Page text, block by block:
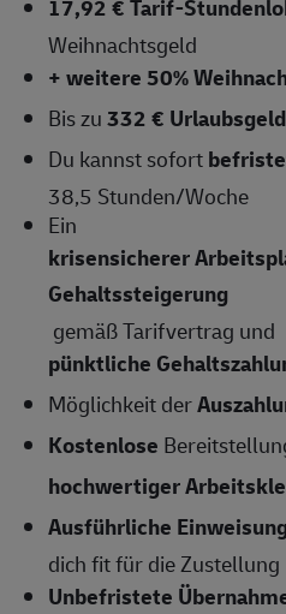
17,92 € Tarif-
Weihnachtsgeld
+ weitere 50%
Bis zu332 € Urlaubsgeld
Du kannst sofort
38,5 Stunden/Woche
Ein
krisensicherer
Gehaltssteigerung
gemäß Tarifvertrag und
pünktliche
Möglichkeit der
Kostenlose
hochwertiger
Ausführliche
dich fit für die Zustellung
Unbefristete